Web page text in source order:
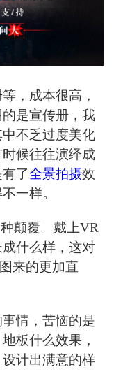
，成本很高，
是宣传册，我
不乏过度美化
候往往演绎成
了全景拍摄效
一样。
颠覆。戴上VR
什么样，这对
来的更加直
情，苦恼的是
板什么效果，
计出满意的样